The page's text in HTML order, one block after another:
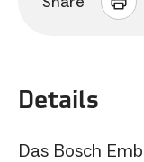
Details
Das Bosch